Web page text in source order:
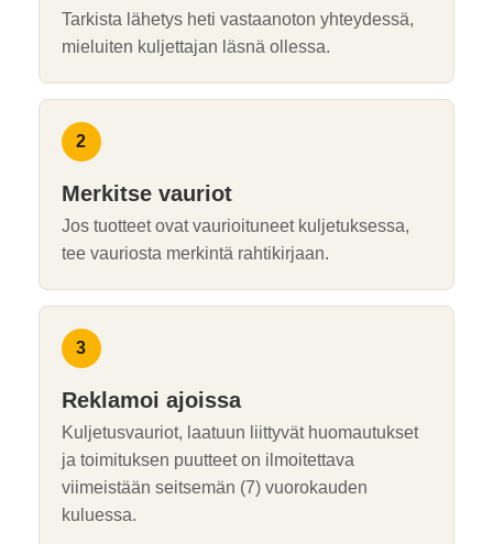
Tarkista lähetys heti vastaanoton yhteydessä,
mieluiten kuljettajan läsnä ollessa.
Merkitse vauriot
Jos tuotteet ovat vaurioituneet kuljetuksessa,
tee vauriosta merkintä rahtikirjaan.
Reklamoi ajoissa
Kuljetusvauriot, laatuun liittyvät huomautukset
ja toimituksen puutteet on ilmoitettava
viimeistään seitsemän (7) vuorokauden
kuluessa.